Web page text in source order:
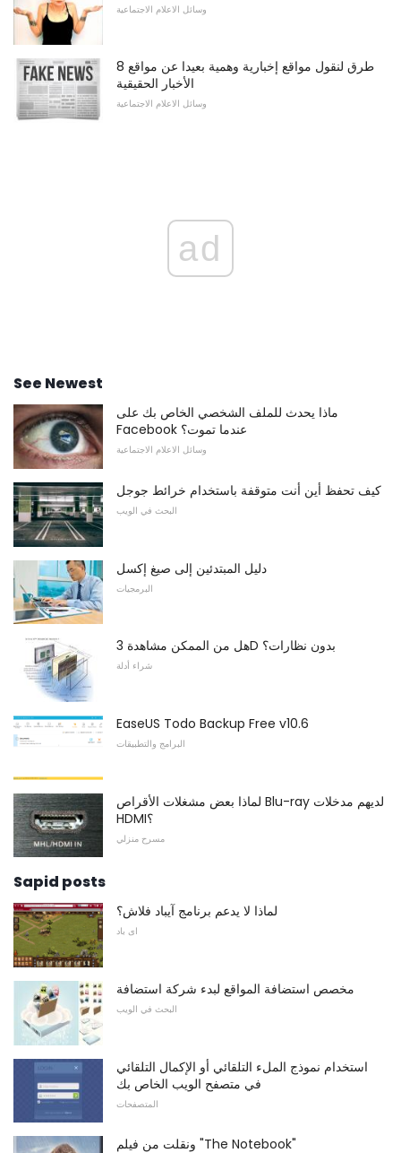
وسائل الاعلام الاجتماعية
8 طرق لنقول مواقع إخبارية وهمية بعيدا عن مواقع
الأخبار الحقيقية
وسائل الاعلام الاجتماعية
ad
See Newest
ماذا يحدث للملف الشخصي الخاص بك على
Facebook عندما تموت؟
وسائل الاعلام الاجتماعية
كيف تحفظ أين أنت متوقفة باستخدام خرائط جوجل
البحث في الويب
دليل المبتدئين إلى صيغ إكسل
البرمجيات
هل من الممكن مشاهدة 3D بدون نظارات؟
شراء أدلة
EaseUS Todo Backup Free v10.6
البرامج والتطبيقات
لماذا بعض مشغلات الأقراص Blu-ray لديهم مدخلات
HDMI؟
مسرح منزلي
Sapid posts
لماذا لا يدعم برنامج آيباد فلاش؟
اى باد
مخصص استضافة المواقع لبدء شركة استضافة
البحث في الويب
استخدام نموذج الملء التلقائي أو الإكمال التلقائي
في متصفح الويب الخاص بك
المتصفحات
ونقلت من فيلم "The Notebook"